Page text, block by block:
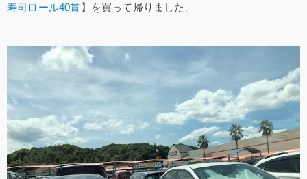
寿司ロール40貫】を買って帰りました。